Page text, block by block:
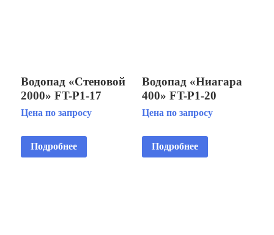
Водопад «Стеновой
2000» FT-Р1-17
Цена по запросу
Подробнее
Водопад «Ниагара
400» FT-Р1-20
Цена по запросу
Подробнее